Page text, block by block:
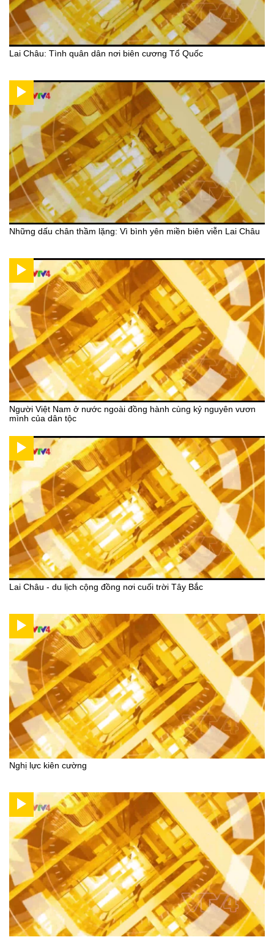
Lai Châu: Tình quân dân nơi biên cương Tổ Quốc
Những dấu chân thầm lặng: Vì bình yên miền biên viễn Lai Châu
Người Việt Nam ở nước ngoài đồng hành cùng kỷ nguyên vươn
mình của dân tộc
Lai Châu - du lịch cộng đồng nơi cuối trời Tây Bắc
Nghị lực kiên cường